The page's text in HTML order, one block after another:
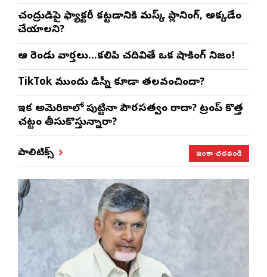
చంద్రుడిపై ఫ్యాక్టరీ కట్టడానికి మస్క్ ప్లానింగ్, అక్కడేం
చేయాలని?
ఆ రెండు వార్తలు…కలిపి చదివితే ఒక షాకింగ్ నిజం!
TikTok ముందు డిస్నీ కూడా తలవంచిందా?
ఇక అమెరికాలో పుట్టినా పౌరసత్వం రాదా? ట్రంప్ కొత్త
చట్టం తీసుకొస్తున్నారా?
పాలిటిక్స్ ఇంకా చదవండి